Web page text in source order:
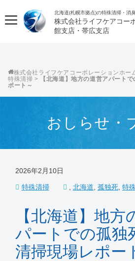
北海道(札幌市拠点)の特殊清掃・消
株式会社ライフケアコー
株式会社ライフケアコーポレーション
特殊清掃 >
【北海道】地方の道営アパート
ポート～
おしらせ・
2026年2月10日
特殊清掃 北海道 孤独死, 特
【北海道】地方
パートでの孤独
清掃現場レポー